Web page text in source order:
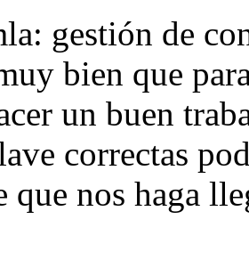
gestión de
bien que
un buen
correctas
que nos haga